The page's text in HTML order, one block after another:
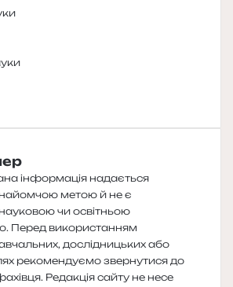
інформація надається
метою й не є
чи освітньою
Перед використанням
дослідницьких або
рекомендуємо звернутися до
Редакція сайту не несе